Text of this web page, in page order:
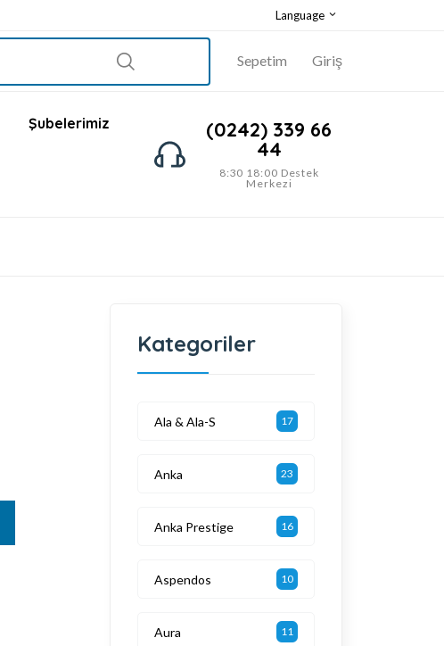
Language
Sepetim Giriş
Şubelerimiz (0242) 339 66
44
8:30 18:00 Destek
Merkezi
Kategoriler
Ala & Ala-S 17
Anka 23
Anka Prestige 16
Aspendos 10
Aura 11